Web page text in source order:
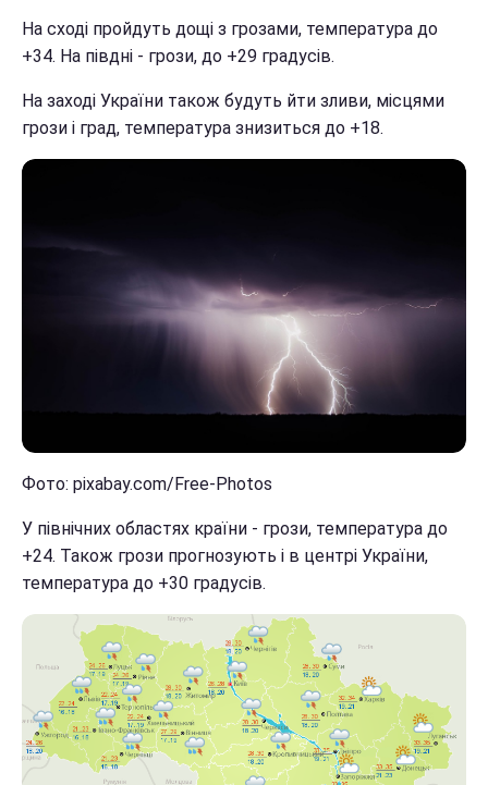
На сході пройдуть дощі з грозами, температура до
+34. На півдні - грози, до +29 градусів.
На заході України також будуть йти зливи, місцями
грози і град, температура знизиться до +18.
Фото: pixabay.com/Free-Photos
У північних областях країни - грози, температура до
+24. Також грози прогнозують і в центрі України,
температура до +30 градусів.